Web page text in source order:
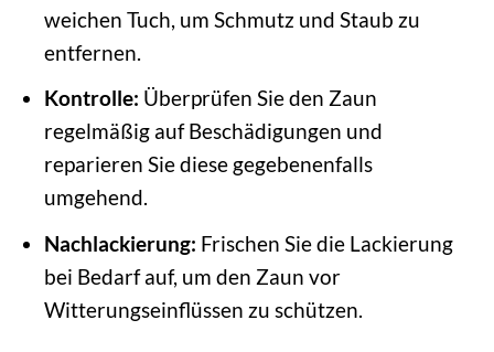
weichen Tuch, um Schmutz und Staub zu
entfernen.
Kontrolle: Überprüfen Sie den Zaun
regelmäßig auf Beschädigungen und
reparieren Sie diese gegebenenfalls
umgehend.
Nachlackierung: Frischen Sie die Lackierung
bei Bedarf auf, um den Zaun vor
Witterungseinflüssen zu schützen.